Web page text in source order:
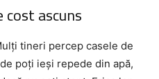
cost ascuns
tineri percep casele de
poți ieși repede din apă,